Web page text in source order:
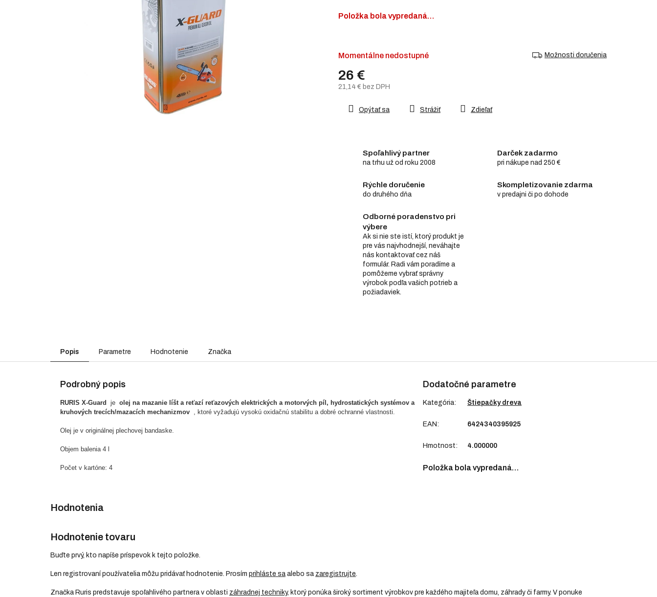
26 €
21,14 € bez DPH
cena:
Momentálne nedostupné Možnosti doručenia
Položka bola vypredaná…
Opýtať sa Strážiť Zdieľať
Spoľahlivý partner
na trhu už od roku 2008
Darček zadarmo
pri nákupe nad 250 €
Rýchle doručenie
do druhého dňa
Skompletizovanie zdarma
v predajni či po dohode
Odborné poradenstvo pri
výbere
Ak si nie ste istí, ktorý produkt je
pre vás najvhodnejší, neváhajte
nás kontaktovať cez náš
formulár. Radi vám poradíme a
pomôžeme vybrať správny
výrobok podľa vašich potrieb a
požiadaviek.
5
Popis Parametre Hodnotenie Značka
Podrobný popis
RURIS X-Guard je olej na mazanie líšt a reťazí reťazových elektrických a motorvých píl, hydrostatických systémov a
kruhových trecích/mazacích mechanizmov , ktoré vyžadujú vysokú oxidačnú stabilitu a dobré ochranné vlastnosti.
Olej je v originálnej plechovej bandaske.
Objem balenia 4 l
Počet v kartóne: 4
Dodatočné parametre
Kategória: Štiepačky dreva
EAN : 6424340395925
Hmotnost: 4.000000
Položka bola vypredaná…
Hodnotenie tovaru
Buďte prvý, kto napíše príspevok k tejto položke.
Len registrovaní používatelia môžu pridávať hodnotenie. Prosím prihláste sa alebo sa zaregistrujte
Značka Ruris predstavuje spoľahlivého partnera v oblasti záhradnej techniky, ktorý ponúka široký sortiment výrobkov pre každého majiteľa domu, záhrady či farmy. V ponuke